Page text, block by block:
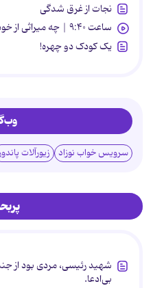
نجات از غرق شدگی
ساعت ۹:۴۰ | چه میراثی از خود به جای گذاشت؟
یک کودک دو چهره!
سرویس خواب نوزاد زیورآلات
شهید رئیسی، مردی بود از
بی‌ادعا.